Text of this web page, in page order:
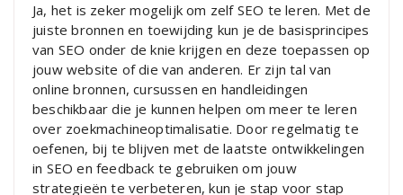
Ja, het is zeker mogelijk om zelf SEO te leren. Met de
juiste bronnen en toewijding kun je de basisprincipes
van SEO onder de knie krijgen en deze toepassen op
jouw website of die van anderen. Er zijn tal van
online bronnen, cursussen en handleidingen
beschikbaar die je kunnen helpen om meer te leren
over zoekmachineoptimalisatie. Door regelmatig te
oefenen, bij te blijven met de laatste ontwikkelingen
in SEO en feedback te gebruiken om jouw
strategieën te verbeteren, kun je stap voor stap